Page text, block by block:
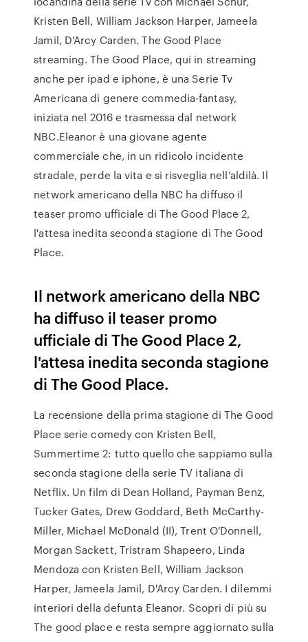
Kristen Bell, William Jackson Harper, Jameela
Jamil, D'Arcy Carden. The Good Place
streaming. The Good Place, qui in streaming
anche per ipad e iphone, è una Serie Tv
Americana di genere commedia-fantasy,
iniziata nel 2016 e trasmessa dal network
NBC.Eleanor è una giovane agente
commerciale che, in un ridicolo incidente
stradale, perde la vita e si risveglia nell’aldilà. Il
network americano della NBC ha diffuso il
teaser promo ufficiale di The Good Place 2,
l'attesa inedita seconda stagione di The Good
Place.
Il network americano della NBC
ha diffuso il teaser promo
ufficiale di The Good Place 2,
l'attesa inedita seconda stagione
di The Good Place.
La recensione della prima stagione di The Good
Place serie comedy con Kristen Bell,
Summertime 2: tutto quello che sappiamo sulla
seconda stagione della serie TV italiana di
Netflix. Un film di Dean Holland, Payman Benz,
Tucker Gates, Drew Goddard, Beth McCarthy-
Miller, Michael McDonald (II), Trent O'Donnell,
Morgan Sackett, Tristram Shapeero, Linda
Mendoza con Kristen Bell, William Jackson
Harper, Jameela Jamil, D'Arcy Carden. I dilemmi
interiori della defunta Eleanor. Scopri di più su
The good place e resta sempre aggiornato sulla